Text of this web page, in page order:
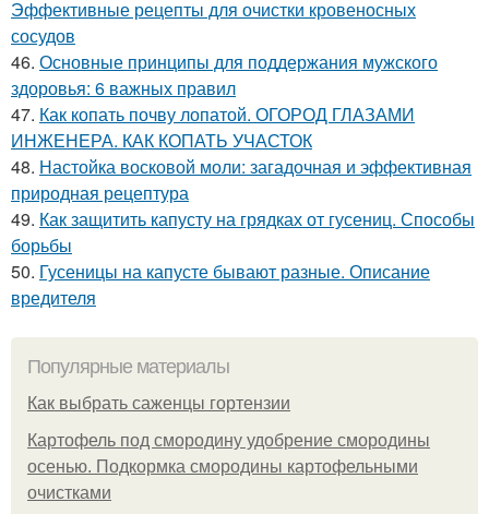
Эффективные рецепты для очистки кровеносных
сосудов
46. Основные принципы для поддержания мужского
здоровья: 6 важных правил
47. Как копать почву лопатой. ОГОРОД ГЛАЗАМИ
ИНЖЕНЕРА. КАК КОПАТЬ УЧАСТОК
48. Настойка восковой моли: загадочная и эффективная
природная рецептура
49. Как защитить капусту на грядках от гусениц. Способы
борьбы
50. Гусеницы на капусте бывают разные. Описание
вредителя
Популярные материалы
Как выбрать саженцы гортензии
Картофель под смородину удобрение смородины
осенью. Подкормка смородины картофельными
очистками